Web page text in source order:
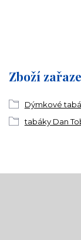
Zboží
Dýmkové
tabáky Dan